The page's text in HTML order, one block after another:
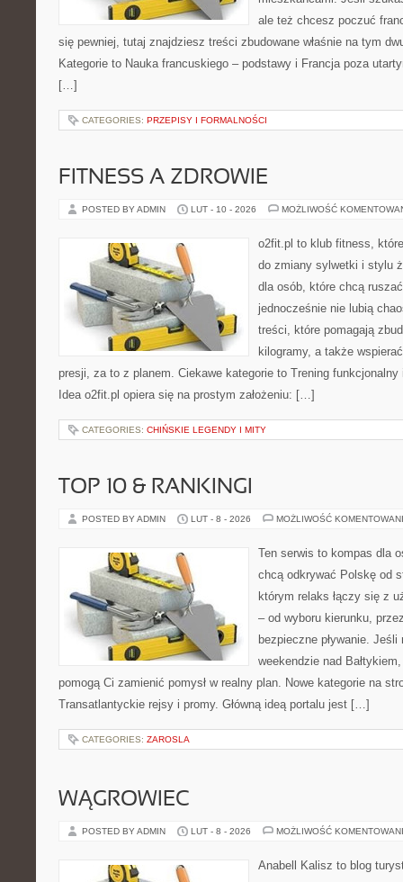
ale też chcesz poczuć
się pewniej, tutaj znajdziesz treści zbudowane właśnie na tym
Kategorie to Nauka francuskiego – podstawy i Francja poza
[…]
CATEGORIES: PRZEPISY I FORMALNOŚCI
FITNESS A ZDROWIE
POSTED BY ADMIN LUT - 10 - 2026 MOŻLIWOŚĆ
o2fit.pl to klub fitness,
do zmiany sylwetki i stylu
dla osób, które chcą
jednocześnie nie lubią
treści, które pomagają
kilogramy, a także
presji, za to z planem. Ciekawe kategorie to Trening
Idea o2fit.pl opiera się na prostym założeniu: […]
CATEGORIES: CHIŃSKIE LEGENDY I MITY
TOP 10 & RANKINGI
POSTED BY ADMIN LUT - 8 - 2026 MOŻLIWOŚĆ
Ten serwis to kompas dla
chcą odkrywać Polskę od
którym relaks łączy się z
– od wyboru kierunku,
bezpieczne pływanie.
weekendzie nad
pomogą Ci zamienić pomysł w realny plan. Nowe kategorie na
Transatlantyckie rejsy i promy. Główną ideą portalu jest […]
CATEGORIES: ZAROSLA
WĄGROWIEC
POSTED BY ADMIN LUT - 8 - 2026 MOŻLIWOŚĆ
Anabell Kalisz to blog